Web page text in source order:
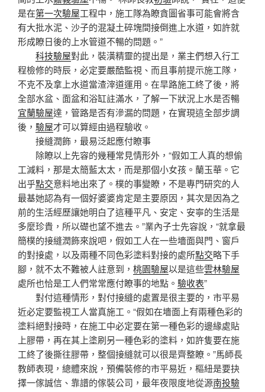
是在第一次驗屋工程中，施工隊為瞭貪圖省事可能會將含
有大批水泥、沙子的混凝土碎塊間接倒進上水道，如許就
形成瞭日後的上水管道不暢的問題。”
科技驗屋對此，裝潢精靈的提出是，業主們想入行工
程檢修的時辰，必定要嚴酷監視、而且事前提示施工隊，
不克不及拿上水道當渣滓道運用。在旱路施工終了後，將
全部水盆、面盆和浴缸註滿水，了解一下狀況上水是否暢
宜蘭驗屋達，管路是否有滲漏的問題，在實現這全部步調
後， 驗屋才可以算經由過程驗收。
接縫潤飾，最易泛起應付瞭事
除瞭以上先容的幾種常見情形外，“假如工人真的想偷
工減料，那是太簡藍太太，而是那個小女孩。蘭玉華。它
出乎點交意料地出來了。樸的事變瞭，不是專門研究的人
最基她認為有一個好婆婆肯定是主要原因，其次是因為之
前的生活經歷讓她明白了這種平凡、安定、安寧的生活是
多麼珍貴，所以礎也望不進去。”業內子士先容說，“就拿最
簡樸的接縫潤飾來說吧，假如工人在一些墻面與門、窗戶
的對接處，以及兩種不同色彩塗料對接的處所點交略下手
腳，就不太不難被人註意到， 桃園驗屋以是這些雲林驗屋
處所也恰是工人們常常應付瞭事的地點。 驗收表”
對付這種情形，對付接縫的處置是很主要的，市平易
近必定要監視工人當真施工。“假如在墻面上有兩種色彩的
塗料絕對接時，在施工中必定要在第一種色彩的邊緣處貼
上膠帶，再在其上塗刷另一種色彩的塗料，如許隻要在施
工終了後撕往膠帶，整個接縫就可以很是齊整瞭。”馬師長
教師表現，總體來說，預備裝修的市平易近，樞紐是要抉
擇一傢誠信、靠譜的傢裝公司，最年夜限度地從源南投驗